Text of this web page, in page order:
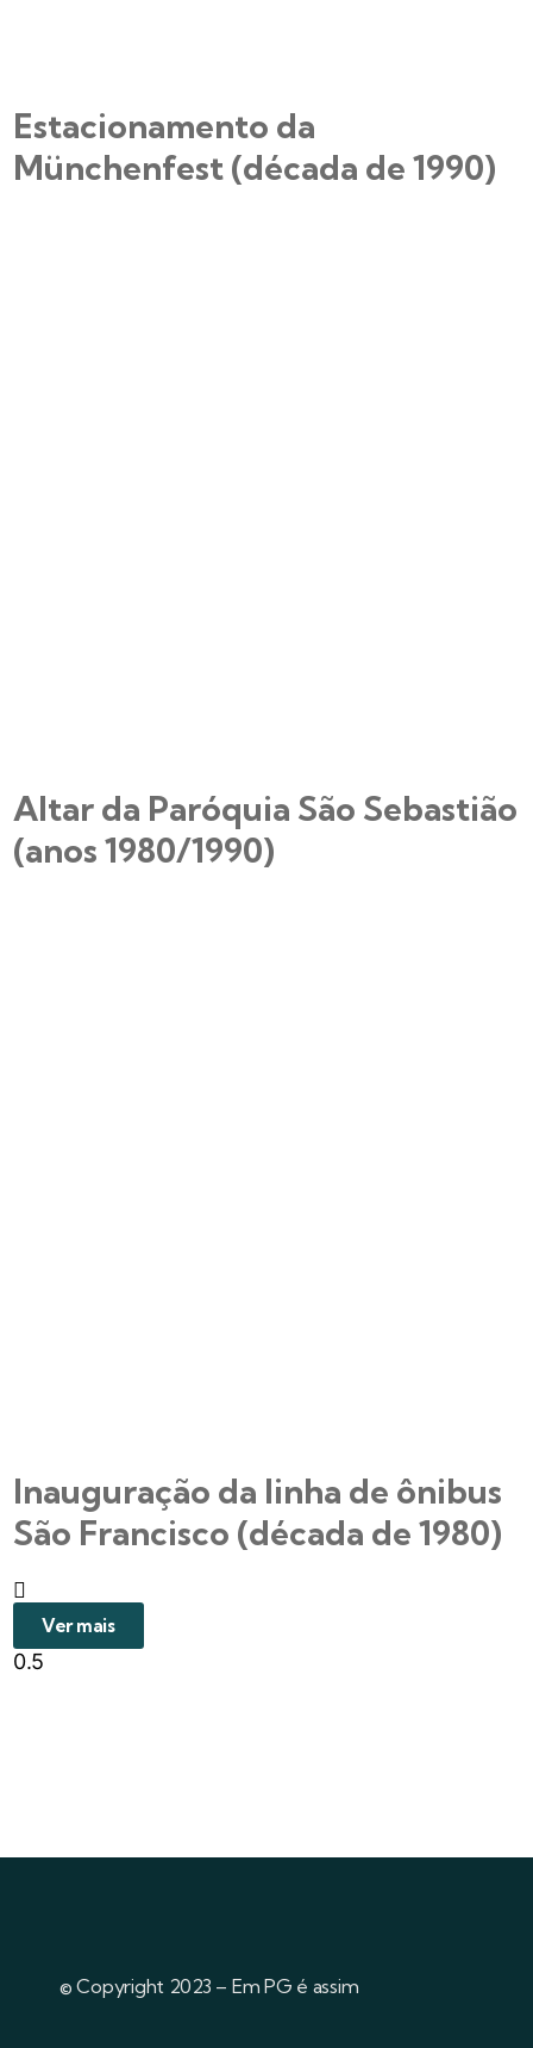
Estacionamento da
Münchenfest (década de 1990)
Altar da Paróquia São Sebastião
(anos 1980/1990)
Inauguração da linha de ônibus
São Francisco (década de 1980)
Ver mais
© Copyright 2023 – Em PG é assim